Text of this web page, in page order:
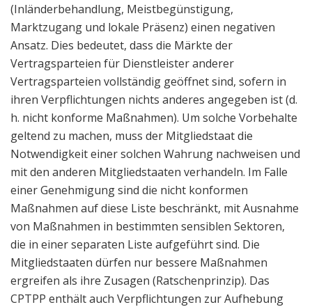
(Inländerbehandlung, Meistbegünstigung,
Marktzugang und lokale Präsenz) einen negativen
Ansatz. Dies bedeutet, dass die Märkte der
Vertragsparteien für Dienstleister anderer
Vertragsparteien vollständig geöffnet sind, sofern in
ihren Verpflichtungen nichts anderes angegeben ist (d.
h. nicht konforme Maßnahmen). Um solche Vorbehalte
geltend zu machen, muss der Mitgliedstaat die
Notwendigkeit einer solchen Wahrung nachweisen und
mit den anderen Mitgliedstaaten verhandeln. Im Falle
einer Genehmigung sind die nicht konformen
Maßnahmen auf diese Liste beschränkt, mit Ausnahme
von Maßnahmen in bestimmten sensiblen Sektoren,
die in einer separaten Liste aufgeführt sind. Die
Mitgliedstaaten dürfen nur bessere Maßnahmen
ergreifen als ihre Zusagen (Ratschenprinzip). Das
CPTPP enthält auch Verpflichtungen zur Aufhebung